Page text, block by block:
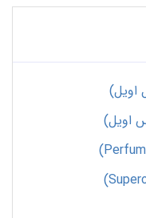
اویل)
اویل)